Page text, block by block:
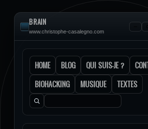
BRAIN
www.christophe-casalegno.com
HOME BLOG QUI SUIS-JE ?
BIOHACKING
MUSIQUE TEXTES
Rechercher :